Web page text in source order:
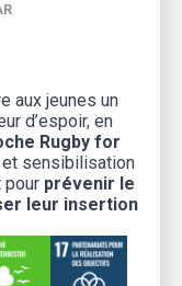
aux jeunes un
d’espoir, en
Rugby for
sensibilisation
pour prévenir le
leur insertion